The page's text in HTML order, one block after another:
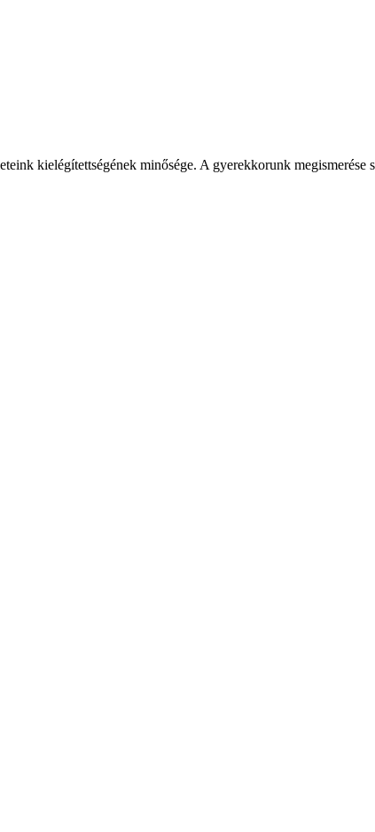
kielégítettségének minősége. A gyerekkorunk megismerése